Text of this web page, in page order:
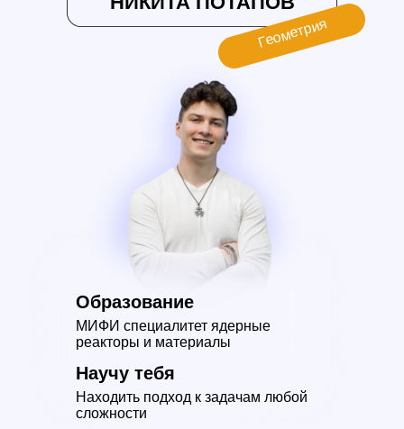
Образование
Научу тебя
МИФИ специалитет ядерные
реакторы и материалы
Находить подход к задачам любой
сложности
Геометрия